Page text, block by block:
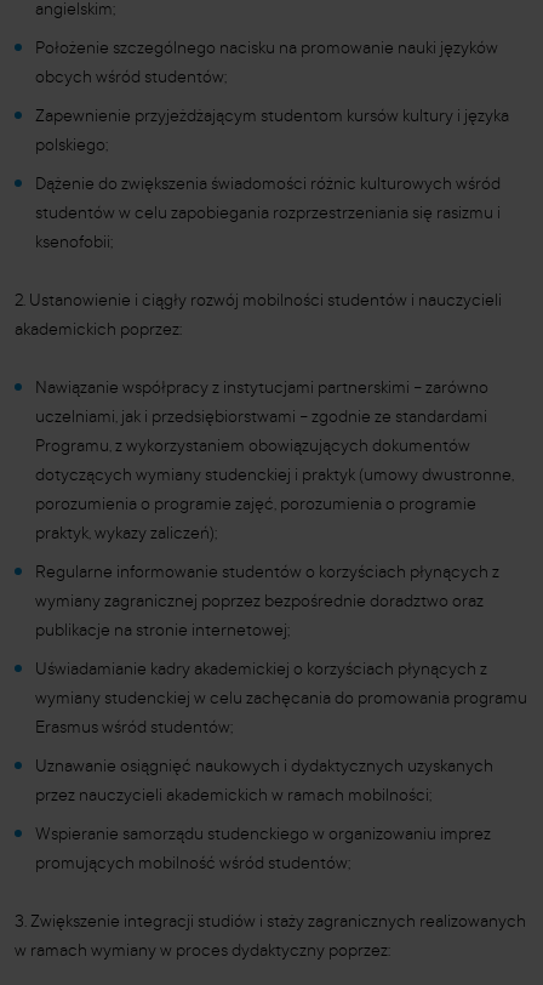
angielskim;
Położenie szczególnego nacisku na promowanie nauki języków
obcych wśród studentów;
Zapewnienie przyjeżdżającym studentom kursów kultury i języka
polskiego;
Dążenie do zwiększenia świadomości różnic kulturowych wśród
studentów w celu zapobiegania rozprzestrzeniania się rasizmu i
ksenofobii;
2. Ustanowienie i ciągły rozwój mobilności studentów i nauczycieli
akademickich poprzez:
Nawiązanie współpracy z instytucjami partnerskimi – zarówno
uczelniami, jak i przedsiębiorstwami – zgodnie ze standardami
Programu, z wykorzystaniem obowiązujących dokumentów
dotyczących wymiany studenckiej i praktyk (umowy dwustronne,
porozumienia o programie zajęć, porozumienia o programie
praktyk, wykazy zaliczeń);
Regularne informowanie studentów o korzyściach płynących z
wymiany zagranicznej poprzez bezpośrednie doradztwo oraz
publikacje na stronie internetowej;
Uświadamianie kadry akademickiej o korzyściach płynących z
wymiany studenckiej w celu zachęcania do promowania programu
Erasmus wśród studentów;
Uznawanie osiągnięć naukowych i dydaktycznych uzyskanych
przez nauczycieli akademickich w ramach mobilności;
Wspieranie samorządu studenckiego w organizowaniu imprez
promujących mobilność wśród studentów;
3. Zwiększenie integracji studiów i staży zagranicznych realizowanych
w ramach wymiany w proces dydaktyczny poprzez: